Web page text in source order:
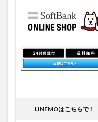
LINEMOはこちらで！